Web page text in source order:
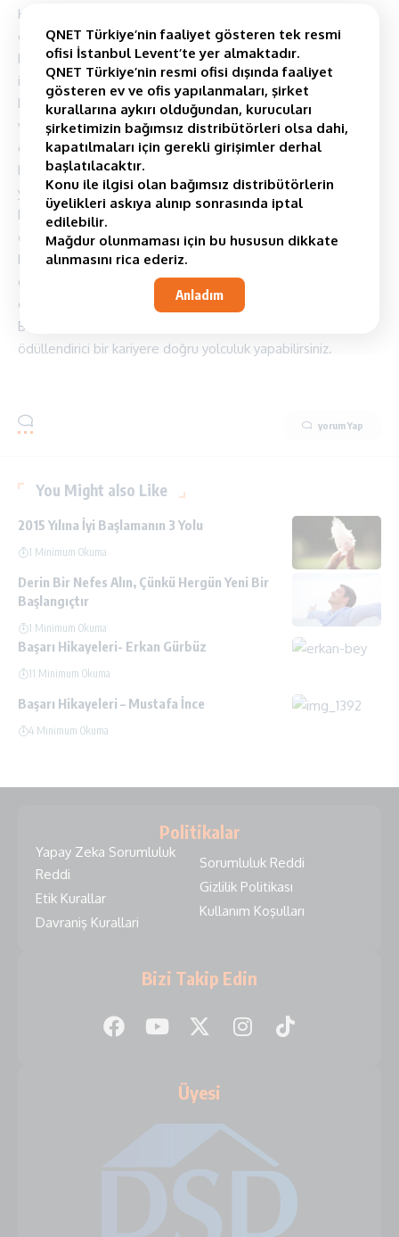
Hollywood’da olduğu gibi iş dünyasında uzun ömürlü
olmanın bileti marka güvenidir.
Bir film afişi veya kayan yazı üzerinde “Tom Cruise
izleyicilerin filmi beğeneceğini garanti etmeyebilir. Ancak
halka söylediği şey, yıldızın projeye tam ve mutlak bağlılığını
verdiğidir. Bu sadece hayranların filmlerini izlemek için akın
etmesinin nedeni değil, aynı zamanda stüdyoların yıldızın
bağlı olduğu projelere yeşil ışık yakmakta sorun
yaşamamasının nedeni budur.
Benzer şekilde, iş dünyasında müşterilerin güvenini
oluşturmak çok önemlidir. Peki, bunu nasıl yapabilirsiniz? Çok
basit – sözlerinizi tutun, kararlı olun, sorunları derhal ve
doğrudan ele alın ve her zaman profesyonel ve etik olmaya
çalışın.
Bu dersleri dikkate alırsanız; siz de uzun, başarılı ve
ödüllendirici bir kariyere doğru yolculuk yapabilirsiniz.
yorum Yap
You Might also Like
2015 Yılına İyi Başlamanın 3 Yolu
1 Minimum Okuma
Derin Bir Nefes Alın, Çünkü Hergün Yeni Bir
Başlangıçtır
1 Minimum Okuma
Başarı Hikayeleri- Erkan Gürbüz
11 Minimum Okuma
Başarı Hikayeleri – Mustafa İnce
4 Minimum Okuma
Politikalar
Yapay Zeka Sorumluluk
Reddi
Etik Kurallar
Davraniş Kurallari
Sorumluluk Reddi
Gizlilik Politikası
Kullanım Koşulları
Bizi Takip Edin
Üyesi
QNET Türkiye’nin faaliyet gösteren tek resmi
ofisi İstanbul Levent’te yer almaktadır.
QNET Türkiye’nin resmi ofisi dışında faaliyet
gösteren ev ve ofis yapılanmaları, şirket
kurallarına aykırı olduğundan, kurucuları
şirketimizin bağımsız distribütörleri olsa dahi,
kapatılmaları için gerekli girişimler derhal
başlatılacaktır.
Konu ile ilgisi olan bağımsız distribütörlerin
üyelikleri askıya alınıp sonrasında iptal
edilebilir.
Mağdur olunmaması için bu hususun dikkate
alınmasını rica ederiz.
Anladım